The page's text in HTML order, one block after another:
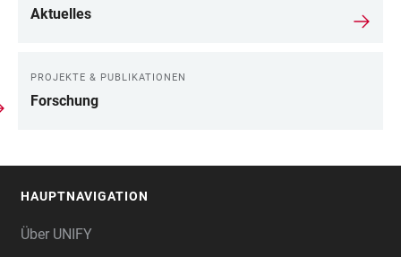
Aktuelles
PROJEKTE & PUBLIKATIONEN
Forschung
HAUPTNAVIGATION
Über UNIFY